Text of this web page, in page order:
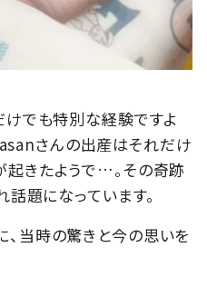
けでも特別な経験ですよ
さんの出産はそれだけ
起きたようで…。その奇跡
題になっています。
、当時の驚きと今の思いを